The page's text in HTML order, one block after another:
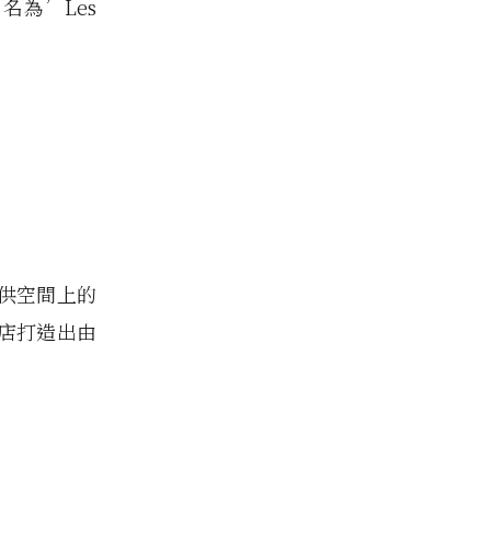
名為’Les
空間上的
打造出由